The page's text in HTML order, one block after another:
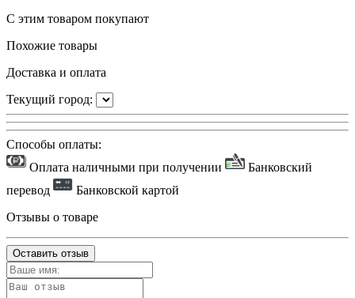
С этим товаром покупают
Похожие товары
Доставка и оплата
Текущий город:
Способы оплаты:
Оплата наличными при получении
Банковский
перевод
Банковской картой
Отзывы о товаре
Оставить отзыв